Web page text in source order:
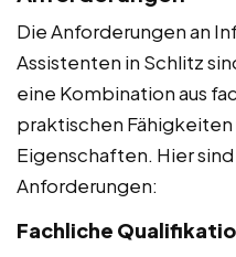
Die Anforderungen an
Assistenten in Schlitz
eine Kombination aus
praktischen
Eigenschaften. Hier
Anforderungen:
Fachliche